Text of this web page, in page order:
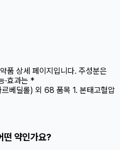
품 상세 페이지입니다. 주성분은
·효과는 *
베딜롤) 외 68 품목 1. 본태고혈압
떤 약인가요?